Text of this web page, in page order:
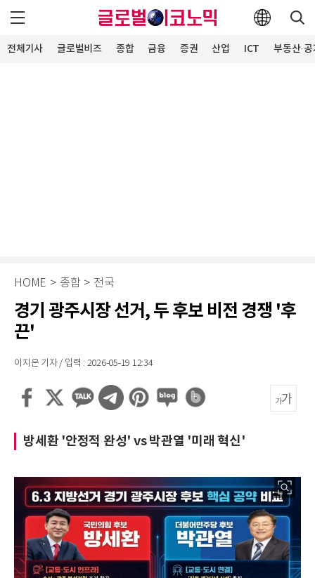
전체기사 글로벌비즈 종합 금융 증권 산업 ICT 부동산·
HOME > 종합 > 전국
경기 광주시장 선거, 두 후보 비전 경쟁 '후
끈'
이지은 기자 / 입력 : 2026-05-19 12:34
방세환 '안정적 완성' vs 박관열 '미래 혁신'